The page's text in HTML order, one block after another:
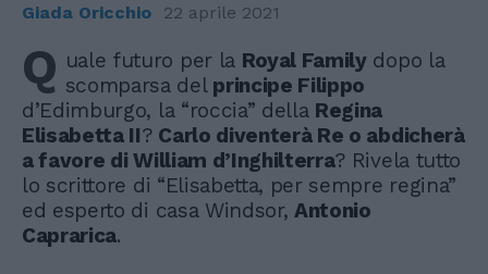
Giada Oricchio 22 aprile 2021
Q uale futuro per la Royal Familydopo la
scomparsa del principe Filippo
d’Edimburgo, la “roccia” della Regina
Elisabetta II? Carlo diventerà Re o abdicherà
a favore di William d’Inghilterra? Rivela tutto
lo scrittore di “Elisabetta, per sempre regina”
ed esperto di casa Windsor,Antonio
Caprarica.